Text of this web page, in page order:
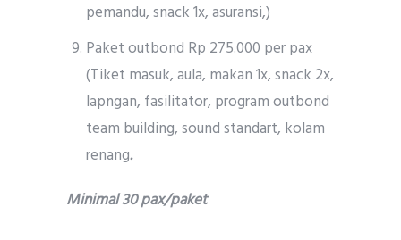
pemandu, snack 1x, asuransi,)
Paket outbond Rp 275.000 per pax
(Tiket masuk, aula, makan 1x, snack 2x,
lapngan, fasilitator, program outbond
team building, sound standart, kolam
renang.
Minimal 30 pax/paket